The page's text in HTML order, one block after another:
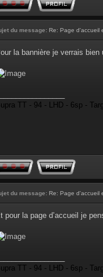
du message: Re: Page d'accueil
la bannière je verrais
TT - 94 - LHD - 6sp -
du message: Re: Page d'accueil
pour la page d’accueil je
TT - 94 - LHD - 6sp -